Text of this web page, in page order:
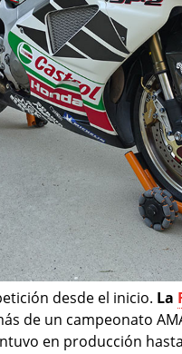
desde el inicio. La
de un campeonato
en producción